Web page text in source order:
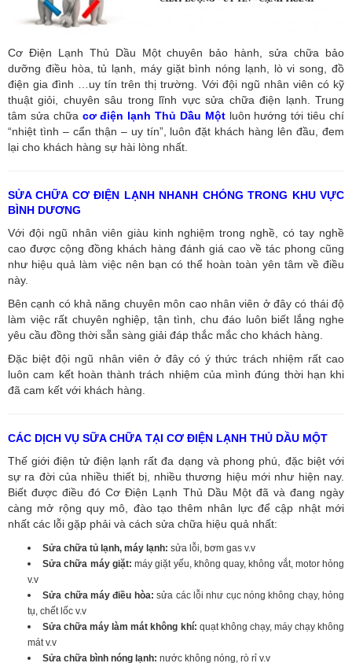
Cơ Điện Lạnh Thủ Dầu Một chuyên bảo hành, sửa chữa bảo
dưỡng điều hòa, tủ lạnh, máy giặt bình nóng lạnh, lò vi song, đồ
điện gia đình …uy tín trên thị trường. Với đội ngũ nhân viên có kỹ
thuật giỏi, chuyên sâu trong lĩnh vực sửa chữa điện lạnh. Trung
tâm sửa chữa cơ điện lạnh Thủ Dầu Mộtluôn hướng tới tiêu chí
“nhiệt tình – cẩn thận – uy tín”, luôn đặt khách hàng lên đầu, đem
lại cho khách hàng sự hài lòng nhất.
SỬA CHỮA CƠ ĐIỆN LẠNH NHANH CHÓNG TRONG KHU VỰC
BÌNH DƯƠNG
Với đội ngũ nhân viên giàu kinh nghiệm trong nghề, có tay nghề
cao được cộng đồng khách hàng đánh giá cao về tác phong cũng
như hiệu quả làm việc nên bạn có thể hoàn toàn yên tâm về điều
này.
Bên cạnh có khả năng chuyên môn cao nhân viên ở đây có thái độ
làm việc rất chuyên nghiệp, tận tình, chu đáo luôn biết lắng nghe
yêu cầu đồng thời sẵn sàng giải đáp thắc mắc cho khách hàng.
Đặc biệt đội ngũ nhân viên ở đây có ý thức trách nhiệm rất cao
luôn cam kết hoàn thành trách nhiệm của mình đúng thời hạn khi
đã cam kết với khách hàng.
CÁC DỊCH VỤ SỮA CHỮA TẠI CƠ ĐIỆN LẠNH THỦ DẦU MỘT
Thế giới điện tử điện lạnh rất đa dạng và phong phú, đặc biệt với
sự ra đời của nhiều thiết bị, nhiều thương hiệu mới như hiện nay.
Biết được điều đó Cơ Điện Lạnh Thủ Dầu Một đã và đang ngày
càng mở rộng quy mô, đào tạo thêm nhân lực để cập nhật mới
nhất các lỗi gặp phải và cách sửa chữa hiệu quả nhất:
Sửa chữa tủ lạnh, máy lạnh: sửa lỗi, bơm gas v.v
Sửa chữa máy giặt:máy giặt yếu, không quay, không vắt, motor hỏng
v.v
Sửa chữa máy điều hòa: sửa các lỗi như cục nóng không chạy, hỏng
tụ, chết lốc v.v
Sửa chữa máy làm mát không khí: quạt không chạy, máy chạy không
mát v.v
Sửa chữa bình nóng lạnh: nước không nóng, rò rỉ v.v